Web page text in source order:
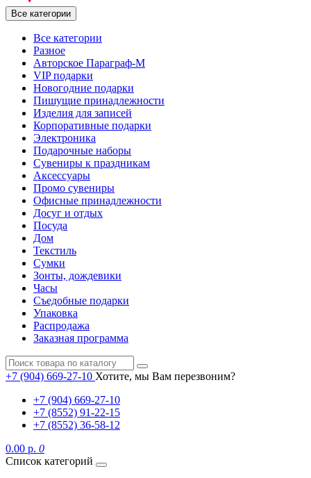
Все категории
Все категории
Разное
Авторское Параграф-М
VIP подарки
Новогодние подарки
Пишущие принадлежности
Изделия для записей
Корпоративные подарки
Электроника
Подарочные наборы
Сувениры к праздникам
Аксессуары
Промо сувениры
Офисные принадлежности
Досуг и отдых
Посуда
Дом
Текстиль
Сумки
Зонты, дождевики
Часы
Съедобные подарки
Упаковка
Распродажа
Заказная программа
+7 (904) 669-27-10 Хотите, мы Вам перезвоним?
+7 (904) 669-27-10
+7 (8552) 91-22-15
+7 (8552) 36-58-12
0.00 р. 0
Список категорий